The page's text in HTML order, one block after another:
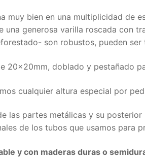
muy bien en una multiplicidad de
una generosa varilla roscada con
son robustos, pueden
20x20mm, doblado y pestañado
cualquier altura especial por
las partes metálicas y su
de los tubos que usamos para
y con maderas duras o